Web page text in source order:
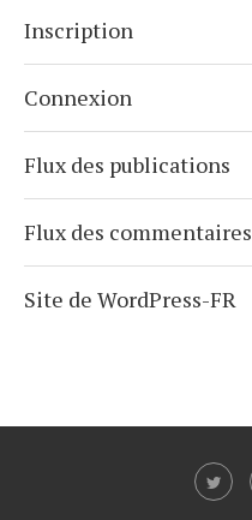
Inscription
Connexion
Flux des publications
Flux des commentaires
Site de WordPress-FR